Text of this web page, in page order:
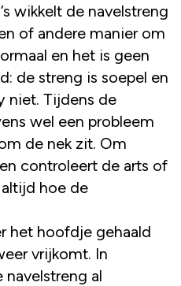
wikkelt de navelstreng
of andere manier om
en het is geen
de streng is soepel en
niet. Tijdens de
wel een probleem
de nek zit. Om
controleert de arts of
hoe de
het hoofdje gehaald
vrijkomt. In
al